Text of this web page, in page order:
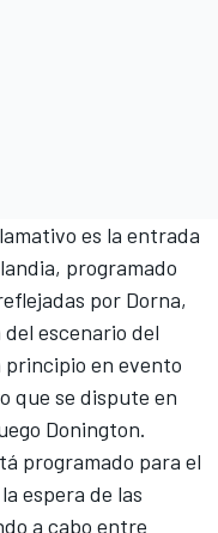
es la entrada
, programado
por Dorna,
escenario del
principio en evento
que se dispute en
Donington.
programado para el
espera de las
a cabo entre